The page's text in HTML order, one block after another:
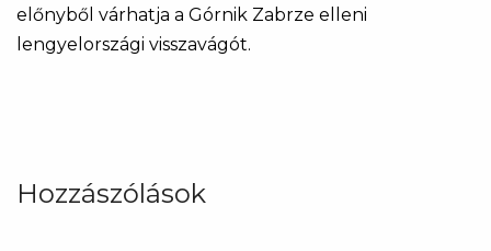
előnyből várhatja a Górnik Zabrze elleni
lengyelországi visszavágót.
Hozzászólások